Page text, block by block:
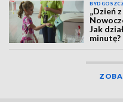
„Dzień
Jak
minutę?